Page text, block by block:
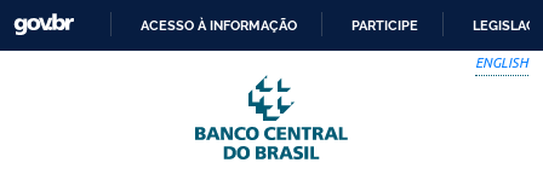
Skip to main content
PARA
O
CONTEÚDO
ACESSO À INFORMAÇÃO PARTICIPE
ENGLISH